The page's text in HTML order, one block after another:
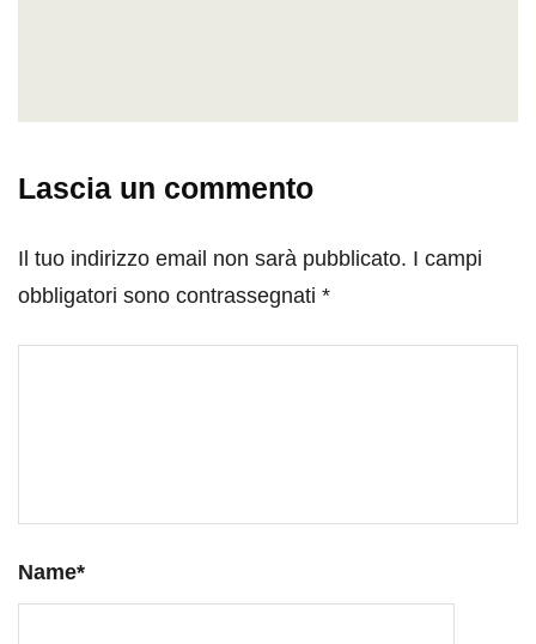
Lascia un commento
Il tuo indirizzo email non sarà pubblicato. I campi
obbligatori sono contrassegnati *
Name*